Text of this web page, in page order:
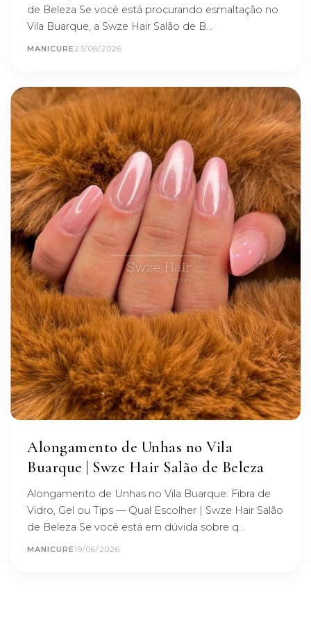
de Beleza Se você está procurando esmaltação no
Vila Buarque, a Swze Hair Salão de B...
MANICURE23/06/2026
Alongamento de Unhas no Vila
Buarque | Swze Hair Salão de Beleza
Alongamento de Unhas no Vila Buarque: Fibra de
Vidro, Gel ou Tips — Qual Escolher | Swze Hair Salão
de Beleza Se você está em dúvida sobre q...
MANICURE19/06/2026